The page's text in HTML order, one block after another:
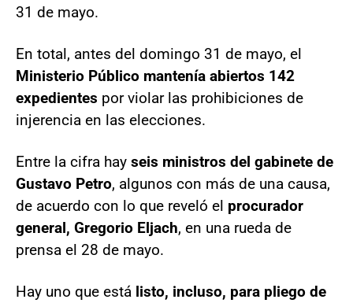
31 de mayo.
En total, antes del domingo 31 de mayo, el
Ministerio Público mantenía abiertos 142
expedientes por violar las prohibiciones de
injerencia en las elecciones.
Entre la cifra hay seis ministros del gabinete de
Gustavo Petro, algunos con más de una causa,
de acuerdo con lo que reveló el procurador
general, Gregorio Eljach, en una rueda de
prensa el 28 de mayo.
Hay uno que está listo, incluso, para pliego de